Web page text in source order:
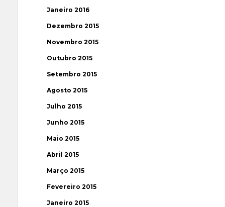
Janeiro 2016
Dezembro 2015
Novembro 2015
Outubro 2015
Setembro 2015
Agosto 2015
Julho 2015
Junho 2015
Maio 2015
Abril 2015
Março 2015
Fevereiro 2015
Janeiro 2015